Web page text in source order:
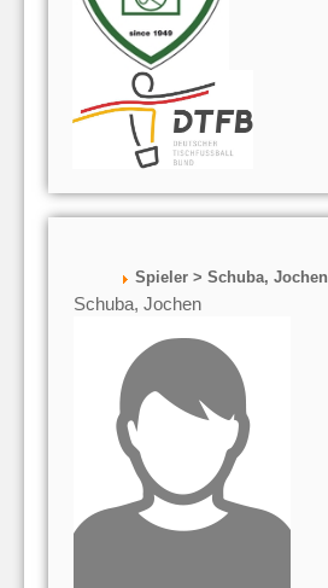
Spieler > Schuba, Jochen
Schuba, Jochen